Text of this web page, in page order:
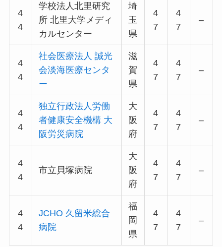
4
4
学校法人北里研究
所 北里大学メディ
カルセンター
埼
玉
県
4
7
4
7
–
4
4
社会医療法人 誠光
会淡海医療センタ
ー
滋
賀
県
4
7
4
7
–
4
4
独立行政法人労働
者健康安全機構 大
阪労災病院
大
阪
府
4
7
4
7
–
4
4
市立貝塚病院
大
阪
府
4
7
4
7
–
4
4
JCHO 久留米総合
病院
福
岡
県
4
7
4
7
–